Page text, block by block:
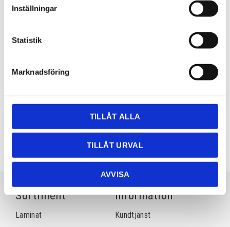
Inställningar
Statistik
Marknadsföring
TILLÅT ALLA
TILLÅT URVAL
AVVISA
Läs mer
cosentino.com/sv-se/sensa/
Dela med dig
Facebook
TwitterLinkedIn
Sortiment
Laminat
Information
Kundtjänst